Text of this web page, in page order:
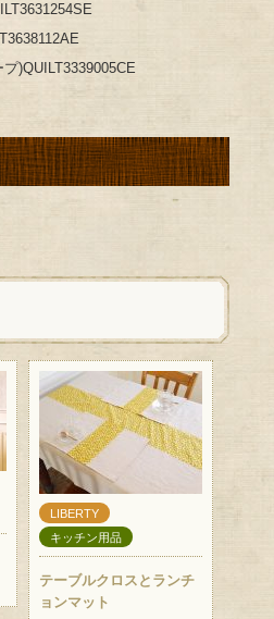
)QUILT3339005CE
LIBERTY
キッチン用品
テーブルクロスとランチ
ョンマット